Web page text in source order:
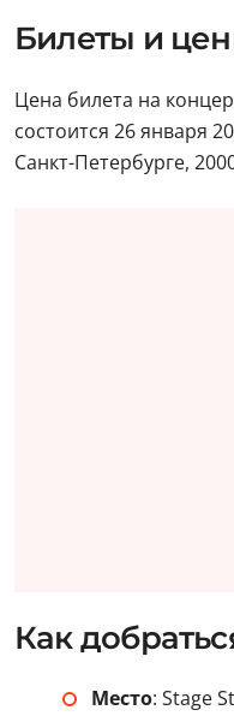
Билеты и
Цена билета на
состоится 26 января
Санкт-Петербурге,
Как
Место: Stage